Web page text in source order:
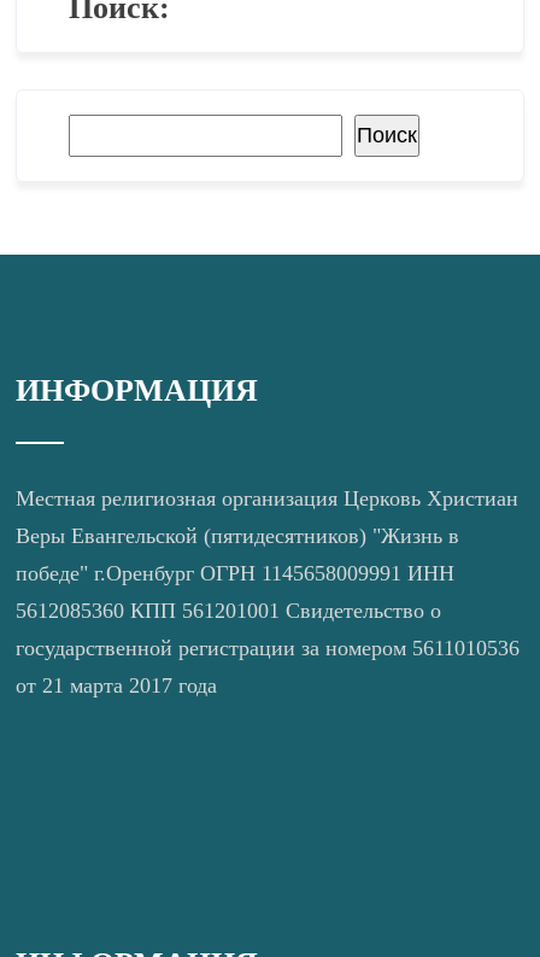
Поиск:
Поиск
ИНФОРМАЦИЯ
Местная религиозная организация Церковь Христиан
Веры Евангельской (пятидесятников) "Жизнь в
победе" г.Оренбург ОГРН 1145658009991 ИНН
5612085360 КПП 561201001 Свидетельство о
государственной регистрации за номером 5611010536
от 21 марта 2017 года